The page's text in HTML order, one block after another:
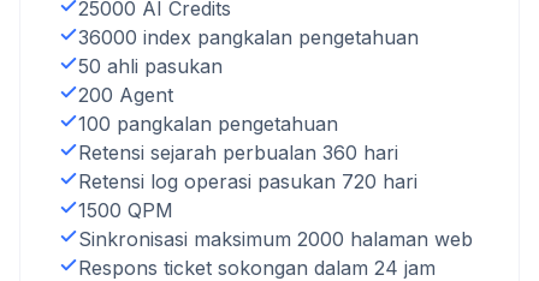
25000 AI Credits
36000 index pangkalan pengetahuan
50 ahli pasukan
200 Agent
100 pangkalan pengetahuan
Retensi sejarah perbualan 360 hari
Retensi log operasi pasukan 720 hari
1500 QPM
Sinkronisasi maksimum 2000 halaman web
Respons ticket sokongan dalam 24 jam